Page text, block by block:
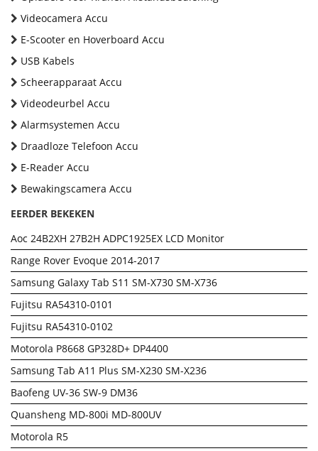
Videocamera Accu
E-Scooter en Hoverboard Accu
USB Kabels
Scheerapparaat Accu
Videodeurbel Accu
Alarmsystemen Accu
Draadloze Telefoon Accu
E-Reader Accu
Bewakingscamera Accu
EERDER BEKEKEN
Aoc 24B2XH 27B2H ADPC1925EX LCD Monitor
Range Rover Evoque 2014-2017
Samsung Galaxy Tab S11 SM-X730 SM-X736
Fujitsu RA54310-0101
Fujitsu RA54310-0102
Motorola P8668 GP328D+ DP4400
Samsung Tab A11 Plus SM-X230 SM-X236
Baofeng UV-36 SW-9 DM36
Quansheng MD-800i MD-800UV
Motorola R5